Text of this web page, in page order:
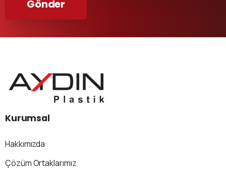
Kurumsal
Hakkımızda
Çözüm Ortaklarımız